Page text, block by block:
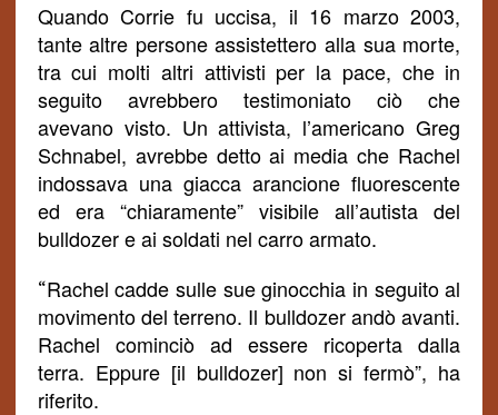
Quando Corrie fu uccisa, il 16 marzo 2003,
tante altre persone assistettero alla sua morte,
tra cui molti altri attivisti per la pace, che in
seguito avrebbero testimoniato ciò che
avevano visto. Un attivista, l’americano Greg
Schnabel, avrebbe detto ai media che Rachel
indossava una giacca arancione fluorescente
ed era “chiaramente” visibile all’autista del
bulldozer e ai soldati nel carro armato.
“Rachelcadde sulle sue ginocchia in seguito al
movimento del terreno. Il bulldozer andò avanti.
Rachel cominciò ad essere ricoperta dalla
terra. Eppure [il bulldozer] non si fermò”, ha
riferito.